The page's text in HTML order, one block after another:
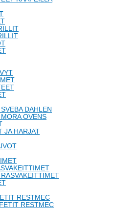
DAHLEN
OVENS
JA HARJAT
RESTMEC
RESTMEC